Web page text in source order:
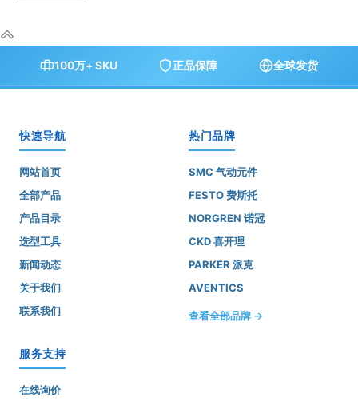
100万+ SKU 正品保障 全球发货
快速导航
网站首页
全部产品
产品目录
选型工具
新闻动态
关于我们
联系我们
热门品牌
SMC 气动元件
FESTO 费斯托
NORGREN 诺冠
CKD 喜开理
PARKER 派克
AVENTICS
查看全部品牌 →
服务支持
在线询价